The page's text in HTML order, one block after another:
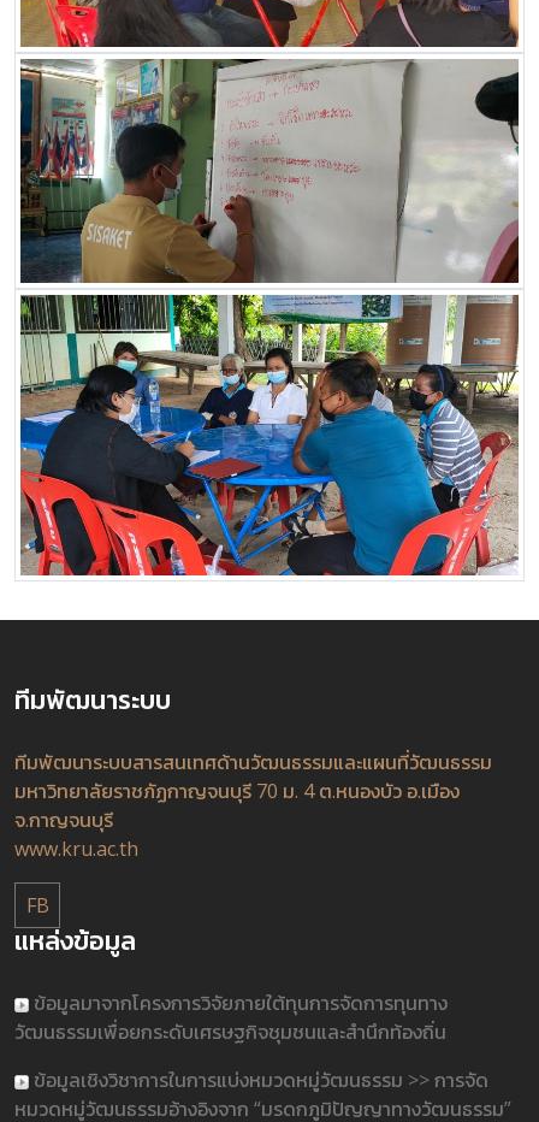
ทีมพัฒนาระบบ
ทีมพัฒนาระบบสารสนเทศด้านวัฒนธรรมและแผนที่วัฒนธรรม
มหาวิทยาลัยราชภัฏกาญจนบุรี 70 ม. 4 ต.หนองบัว อ.เมือง
จ.กาญจนบุรี
www.kru.ac.th
FB
แหล่งข้อมูล
ข้อมูลมาจากโครงการวิจัยภายใต้ทุนการจัดการทุนทาง
วัฒนธรรมเพื่อยกระดับเศรษฐกิจชุมชนและสำนึกท้องถิ่น
ข้อมูลเชิงวิชาการในการแบ่งหมวดหมู่วัฒนธรรม >> การจัด
หมวดหมู่วัฒนธรรมอ้างอิงจาก “มรดกภูมิปัญญาทางวัฒนธรรม”